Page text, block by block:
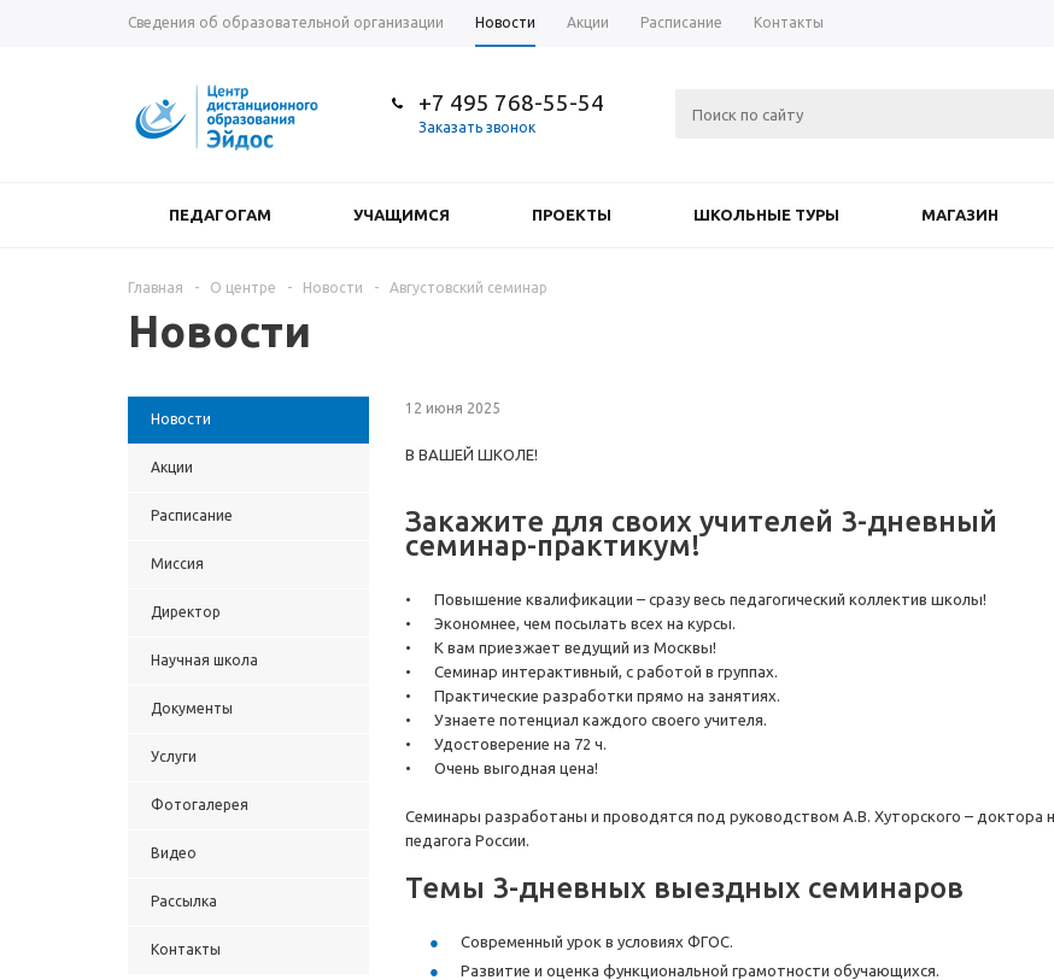
Сведения об образовательной организации Новости Акции Расписание Контакты
+7 495 768-55-54
Заказать звонок
ПЕДАГОГАМ УЧАЩИМСЯ ПРОЕКТЫ ШКОЛЬНЫЕ ТУРЫ МАГАЗИН
Главная - О центре - Новости - Августовский семинар
Новости
Новости
Акции
Расписание
Миссия
Директор
Научная школа
Документы
Услуги
Фотогалерея
Видео
Рассылка
Контакты
12 июня 2025
В ВАШЕЙ ШКОЛЕ!
Закажите для своих учителей 3-дневный
семинар-практикум!
•
Повышение квалификации – сразу весь педагогический коллектив школы!
•
Экономнее, чем посылать всех на курсы.
•
К вам приезжает ведущий из Москвы!
•
Семинар интерактивный, с работой в группах.
•
Практические разработки прямо на занятиях.
•
Узнаете потенциал каждого своего учителя.
•
Удостоверение на 72 ч.
•
Очень выгодная цена!
Семинары разработаны и проводятся под руководством А.В. Хуторского – доктора
педагога России.
Темы 3-дневных выездных семинаров
Современный урок в условиях ФГОС.
Развитие и оценка функциональной грамотности обучающихся.